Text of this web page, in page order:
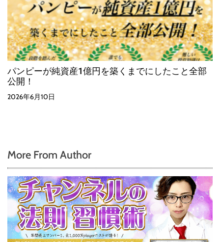
パンピーが純資産1億円を築くまでにしたこと全部
公開！
2026年6月10日
More From Author